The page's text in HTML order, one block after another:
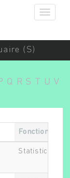
mots-clés
(S)
Q R S T U V
Fonction
Statisticien.ne